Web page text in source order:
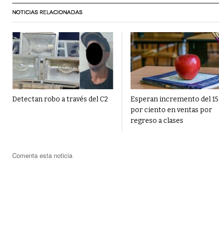
NOTICIAS RELACIONADAS
Detectan robo a través del C2
Esperan incremento del 15
por ciento en ventas por
regreso a clases
Comenta esta noticia